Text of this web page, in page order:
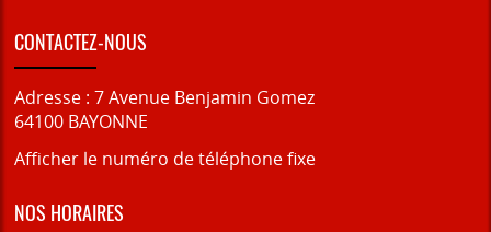
CONTACTEZ-NOUS
Adresse :7 Avenue Benjamin Gomez
64100 BAYONNE
Afficher le numéro de téléphone fixe
NOS HORAIRES